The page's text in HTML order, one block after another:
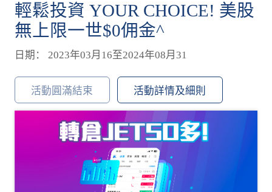
輕鬆投資 YOUR CHOICE! 美股
無上限一世$0佣金^
日期： 2023年03月16至2024年08月31
活動圓滿結束 活動詳情及細則